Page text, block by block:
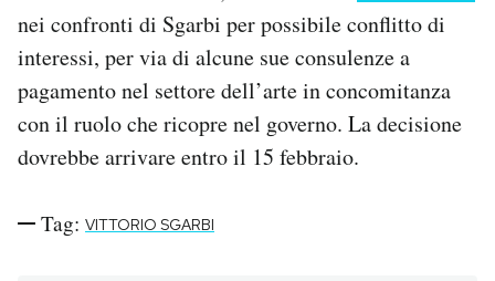
nei confronti di Sgarbi per possibile conflitto di
interessi, per via di alcune sue consulenze a
pagamento nel settore dell’arte in concomitanza
con il ruolo che ricopre nel governo. La decisione
dovrebbe arrivare entro il 15 febbraio.
Tag: VITTORIO SGARBI